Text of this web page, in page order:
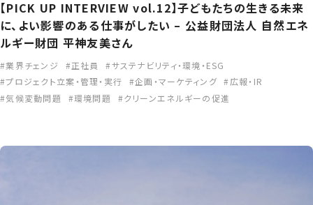
【PICK UP INTERVIEW vol.12】子どもたちの生きる未来
に、よい影響のある仕事がしたい – 公益財団法人 自然エネ
ルギー財団 平神友美さん
業界チェンジ 正社員
サステナビリティ・環境・ESG
プロジェクト立案・管理・実行
企画・マーケティング
広報・IR
気候変動問題
環境問題 クリーンエネルギーの促進